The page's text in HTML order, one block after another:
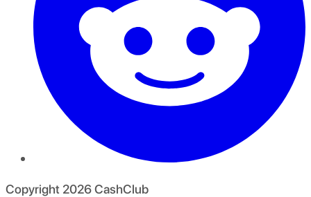
Copyright 2026CashClub